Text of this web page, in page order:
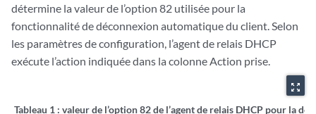
détermine la valeur de l’option 82 utilisée pour la
fonctionnalité de déconnexion automatique du client. Selon
les paramètres de configuration, l’agent de relais DHCP
exécute l’action indiquée dans la colonne Action prise.
zoom_out_map
Tableau 1 : valeur de l’option 82 de l’agent de relais DHCP pour la